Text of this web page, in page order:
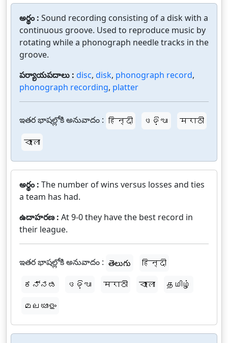
అర్థం : Sound recording consisting of a disk with a
continuous groove. Used to reproduce music by
rotating while a phonograph needle tracks in the
groove.
పర్యాయపదాలు : disc, disk, phonograph record,
phonograph recording, platter
ఇతర భాషల్లోకి అనువాదం : हिन्दी ଓଡ଼ିଆ
मराठी
বাংলা
అర్థం : The number of wins versus losses and ties
a team has had.
ఉదాహరణ : At 9-0 they have the best record in
their league.
ఇతర భాషల్లోకి అనువాదం : తెలుగు
हिन्दी
ಕನ್ನಡ
ଓଡ଼ିଆ मराठी বাংলা
தமிழ்
മലയാളം